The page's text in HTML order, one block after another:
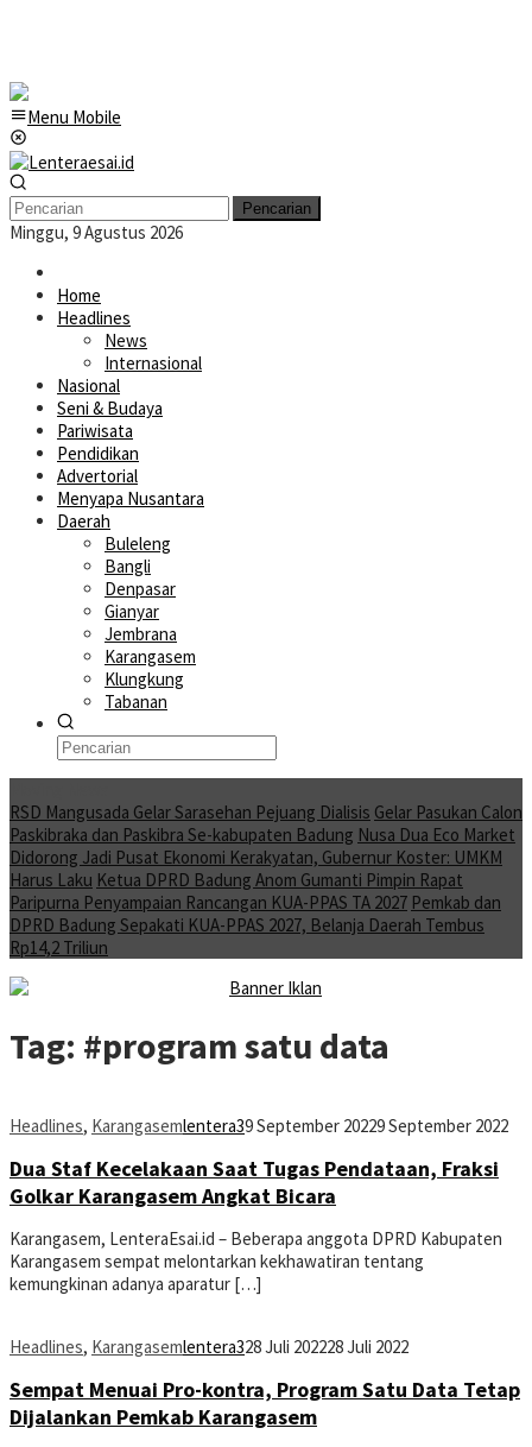
Menu Mobile
Pencarian
Minggu, 9 Agustus 2026
Home
Headlines
News
Internasional
Nasional
Seni & Budaya
Pariwisata
Pendidikan
Advertorial
Menyapa Nusantara
Daerah
Buleleng
Bangli
Denpasar
Gianyar
Jembrana
Karangasem
Klungkung
Tabanan
RSD Mangusada Gelar Sarasehan Pejuang Dialisis Gelar Pasukan Calon
Paskibraka dan Paskibra Se-kabupaten Badung Nusa Dua Eco Market
Didorong Jadi Pusat Ekonomi Kerakyatan, Gubernur Koster: UMKM
Harus Laku Ketua DPRD Badung Anom Gumanti Pimpin Rapat
Paripurna Penyampaian Rancangan KUA-PPAS TA 2027 Pemkab dan
DPRD Badung Sepakati KUA-PPAS 2027, Belanja Daerah Tembus
Rp14,2 Triliun
Tag: #program satu data
Headlines, Karangasemlentera39 September 20229 September 2022
Dua Staf Kecelakaan Saat Tugas Pendataan, Fraksi
Golkar Karangasem Angkat Bicara
Karangasem, LenteraEsai.id – Beberapa anggota DPRD Kabupaten
Karangasem sempat melontarkan kekhawatiran tentang
kemungkinan adanya aparatur […]
Headlines, Karangasemlentera328 Juli 202228 Juli 2022
Sempat Menuai Pro-kontra, Program Satu Data Tetap
Dijalankan Pemkab Karangasem